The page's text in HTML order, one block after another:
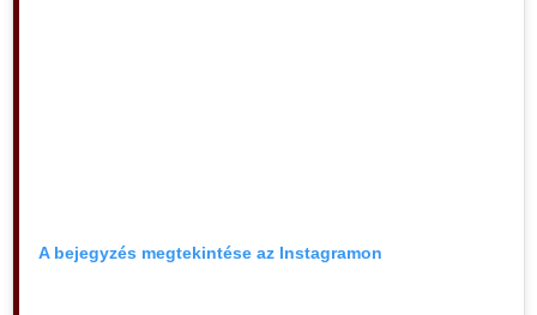
A bejegyzés megtekintése az Instagramon